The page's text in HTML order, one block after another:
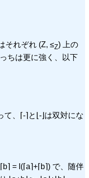
それぞれ (Z, ≤Z) 上の
ちは更に強く、以下
て、⌈-⌉と⌊-⌋は双対にな
= I(⌈a⌉+⌈b⌉) で、随伴